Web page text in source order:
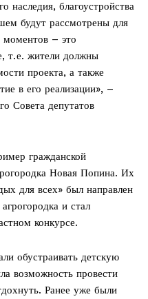
наследия, благоустройства
будут рассмотрены для
– это
т. е. жители должны
проекта, а также
в его реализации», –
Совета депутатов
гражданской
Новая Попина. Их
для всех» был направлен
и стал
конкурсе.
обустраивать детскую
возможность провести
Ранее уже были